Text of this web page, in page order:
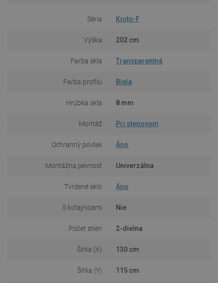
Séria Kioto-F
Výška 202 cm
Farba skla Transparentná
Farba profilu Biela
Hrúbka skla 8 mm
Montáž Pri stenovom
Ochranný povlak Áno
Montážna pevnosť Univerzálna
Tvrdené sklo Áno
S koľajnicami Nie
Počet stien 2-dielna
Šírka (X) 130 cm
Šírka (Y) 115 cm